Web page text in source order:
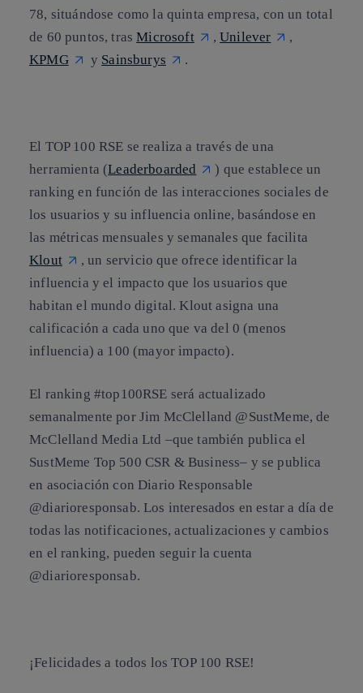
78, situándose como la quinta empresa, con un total
de 60 puntos, trasMicrosoft ,Unilever
,
KPMG
y Sainsburys .
El TOP 100 RSE se realiza a través de una
herramienta (Leaderboarded
) que establece un
ranking en función de las interacciones sociales de
los usuarios y su influencia online, basándose en
las métricas mensuales y semanales que facilita
Klout
, un servicio que ofrece identificar la
influencia y el impacto que los usuarios que
habitan el mundo digital. Klout asigna una
calificación a cada uno que va del 0 (menos
influencia) a 100 (mayor impacto).
El ranking #top100RSE será actualizado
semanalmente por Jim McClelland @SustMeme, de
McClelland Media Ltd –que también publica el
SustMeme Top 500 CSR & Business– y se publica
en asociación con Diario Responsable
@diarioresponsab. Los interesados en estar a día de
todas las notificaciones, actualizaciones y cambios
en el ranking, pueden seguir la cuenta
@diarioresponsab.
¡Felicidades a todos los TOP 100 RSE!